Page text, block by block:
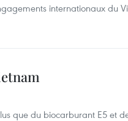
internationaux du
que du biocarburant E5 et